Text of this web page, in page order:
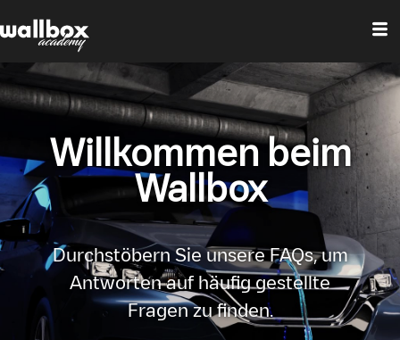
Willkommen beim
Wallbox
Durchstöbern Sie unsere FAQs, um
Antworten auf häufig gestellte
Fragen zu finden.